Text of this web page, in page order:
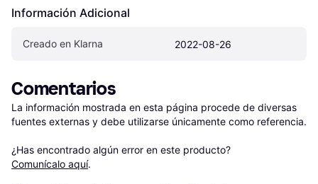
Información Adicional
Creado en Klarna 2022-08-26
Comentarios
La información mostrada en esta página procede de diversas
fuentes externas y debe utilizarse únicamente como referencia.
¿Has encontrado algún error en este producto?
Comunícalo aquí.